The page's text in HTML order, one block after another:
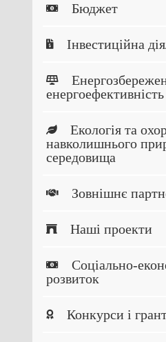
Бюджет
Інвестиційна
енергоефективність
Екологія та
навколишнього
середовища
Зовнішнє
Наші проекти
Соціально-
розвиток
Конкурси і